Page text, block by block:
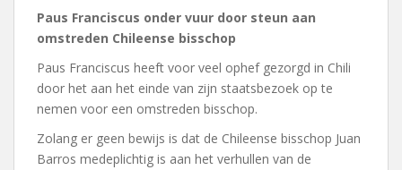
Paus Franciscus onder vuur door steun aan
omstreden Chileense bisschop
Paus Franciscus heeft voor veel ophef gezorgd in Chili
door het aan het einde van zijn staatsbezoek op te
nemen voor een omstreden bisschop.
Zolang er geen bewijs is dat de Chileense bisschop Juan
Barros medeplichtig is aan het verhullen van de